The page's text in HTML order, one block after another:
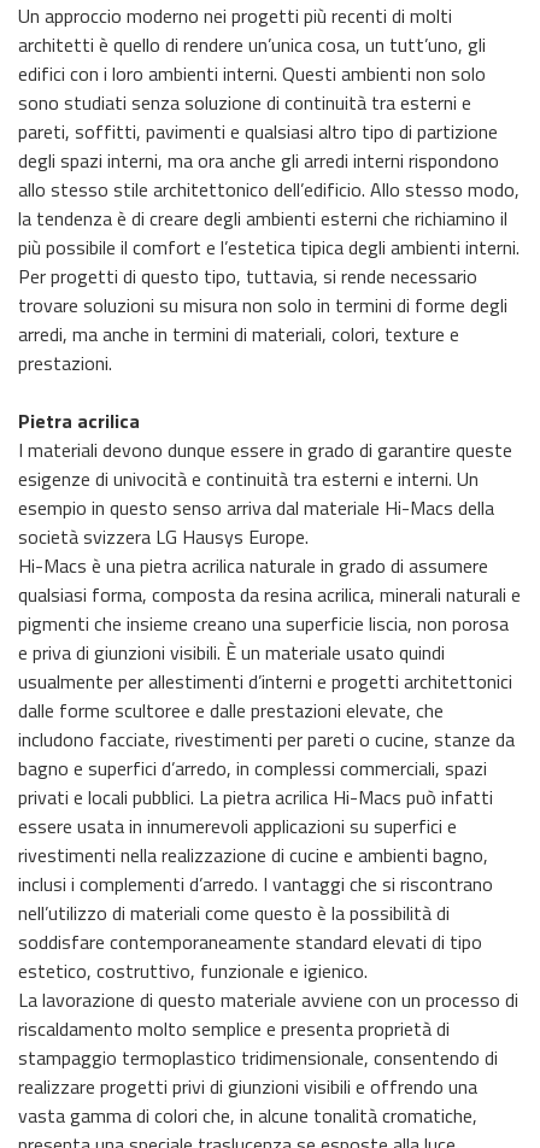
Un approccio moderno nei progetti più recenti di molti
architetti è quello di rendere un’unica cosa, un tutt’uno, gli
edifici con i loro ambienti interni. Questi ambienti non solo
sono studiati senza soluzione di continuità tra esterni e
pareti, soffitti, pavimenti e qualsiasi altro tipo di partizione
degli spazi interni, ma ora anche gli arredi interni rispondono
allo stesso stile architettonico dell’edificio. Allo stesso modo,
la tendenza è di creare degli ambienti esterni che richiamino il
più possibile il comfort e l’estetica tipica degli ambienti interni.
Per progetti di questo tipo, tuttavia, si rende necessario
trovare soluzioni su misura non solo in termini di forme degli
arredi, ma anche in termini di materiali, colori, texture e
prestazioni.
Pietra acrilica
I materiali devono dunque essere in grado di garantire queste
esigenze di univocità e continuità tra esterni e interni. Un
esempio in questo senso arriva dal materiale Hi-Macs della
società svizzera LG Hausys Europe.
Hi-Macs è una pietra acrilica naturale in grado di assumere
qualsiasi forma, composta da resina acrilica, minerali naturali e
pigmenti che insieme creano una superficie liscia, non porosa
e priva di giunzioni visibili. È un materiale usato quindi
usualmente per allestimenti d’interni e progetti architettonici
dalle forme scultoree e dalle prestazioni elevate, che
includono facciate, rivestimenti per pareti o cucine, stanze da
bagno e superfici d’arredo, in complessi commerciali, spazi
privati e locali pubblici. La pietra acrilica Hi-Macs può infatti
essere usata in innumerevoli applicazioni su superfici e
rivestimenti nella realizzazione di cucine e ambienti bagno,
inclusi i complementi d’arredo. I vantaggi che si riscontrano
nell’utilizzo di materiali come questo è la possibilità di
soddisfare contemporaneamente standard elevati di tipo
estetico, costruttivo, funzionale e igienico.
La lavorazione di questo materiale avviene con un processo di
riscaldamento molto semplice e presenta proprietà di
stampaggio termoplastico tridimensionale, consentendo di
realizzare progetti privi di giunzioni visibili e offrendo una
vasta gamma di colori che, in alcune tonalità cromatiche,